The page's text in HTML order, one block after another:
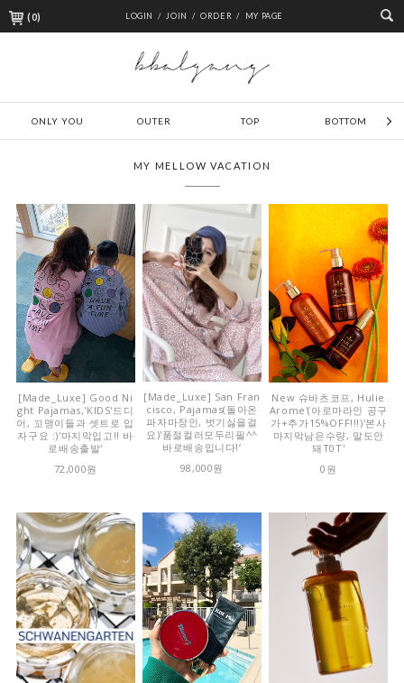
(0) LOGIN / JOIN / ORDER / MY PAGE
ONLY YOU OUTER TOP BOTTOM
MY MELLOW VACATION
[Made_Luxe] Good Ni
ght Pajamas,'KIDS'드디
어, 꼬맹이들과 셋트로 입
자구요 :)'마지막입고!! 바
로배송출발'
72,000원
[Made_Luxe] San Fran
cisco, Pajamas(돌아온
파자마장인, 벗기싫을걸
요)'품절컬러모두리필^^
바로배송입니다!‘
98,000원
New 슈바츠코프, Hulie
Arome'(아로마라인 공구
가+추가15%OFF!!!)'본사
마지막남은수량, 말도안
돼T0T'
0원